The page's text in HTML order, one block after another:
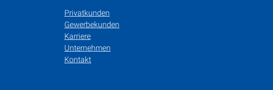
Privatkunden
Gewerbekunden
Karriere
Unternehmen
Kontakt